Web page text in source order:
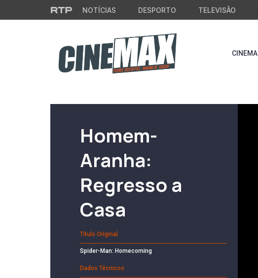
Saltar para o conteúdo principal
NOTÍCIAS DESPORTO TELEVISÃO
CINEMA
Homem-
Aranha:
Regresso a
Casa
Título Original
Spider-Man: Homecoming
Dados Técnicos